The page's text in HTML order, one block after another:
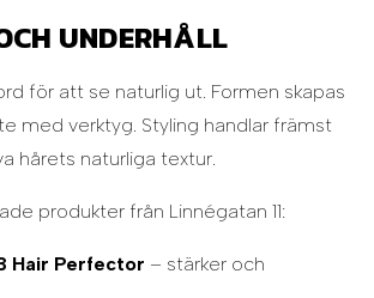
UNDERHÅLL
för att se naturlig ut. Formen skapas
med verktyg. Styling handlar främst
hårets naturliga textur.
produkter från Linnégatan 11:
Hair Perfector – stärker och